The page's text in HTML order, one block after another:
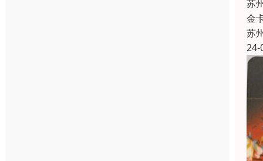
苏
金
苏
24-